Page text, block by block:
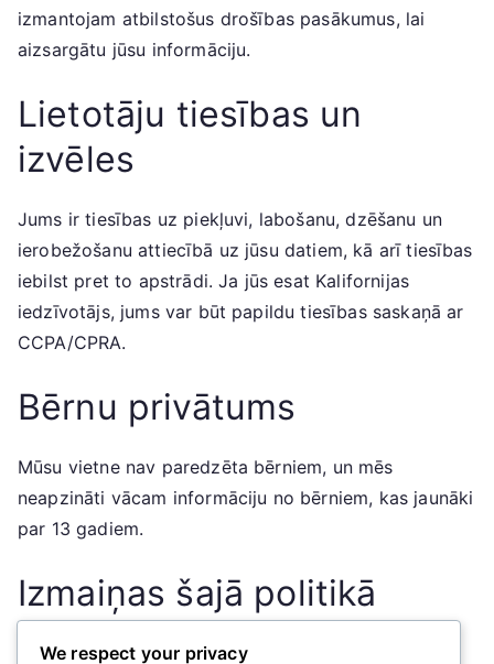
izmantojam atbilstošus drošības pasākumus, lai
aizsargātu jūsu informāciju.
Lietotāju tiesības un
izvēles
Jums ir tiesības uz piekļuvi, labošanu, dzēšanu un
ierobežošanu attiecībā uz jūsu datiem, kā arī tiesības
iebilst pret to apstrādi. Ja jūs esat Kalifornijas
iedzīvotājs, jums var būt papildu tiesības saskaņā ar
CCPA/CPRA.
Bērnu privātums
Mūsu vietne nav paredzēta bērniem, un mēs
neapzināti vācam informāciju no bērniem, kas jaunāki
par 13 gadiem.
Izmaiņas šajā politikā
Mēs varam periodiski atjaunināt šo privātuma
We respect your privacy